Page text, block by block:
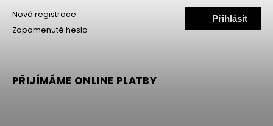
Přihlásit
Nová registrace
Zapomenuté heslo
PŘIJÍMÁME ONLINE PLATBY